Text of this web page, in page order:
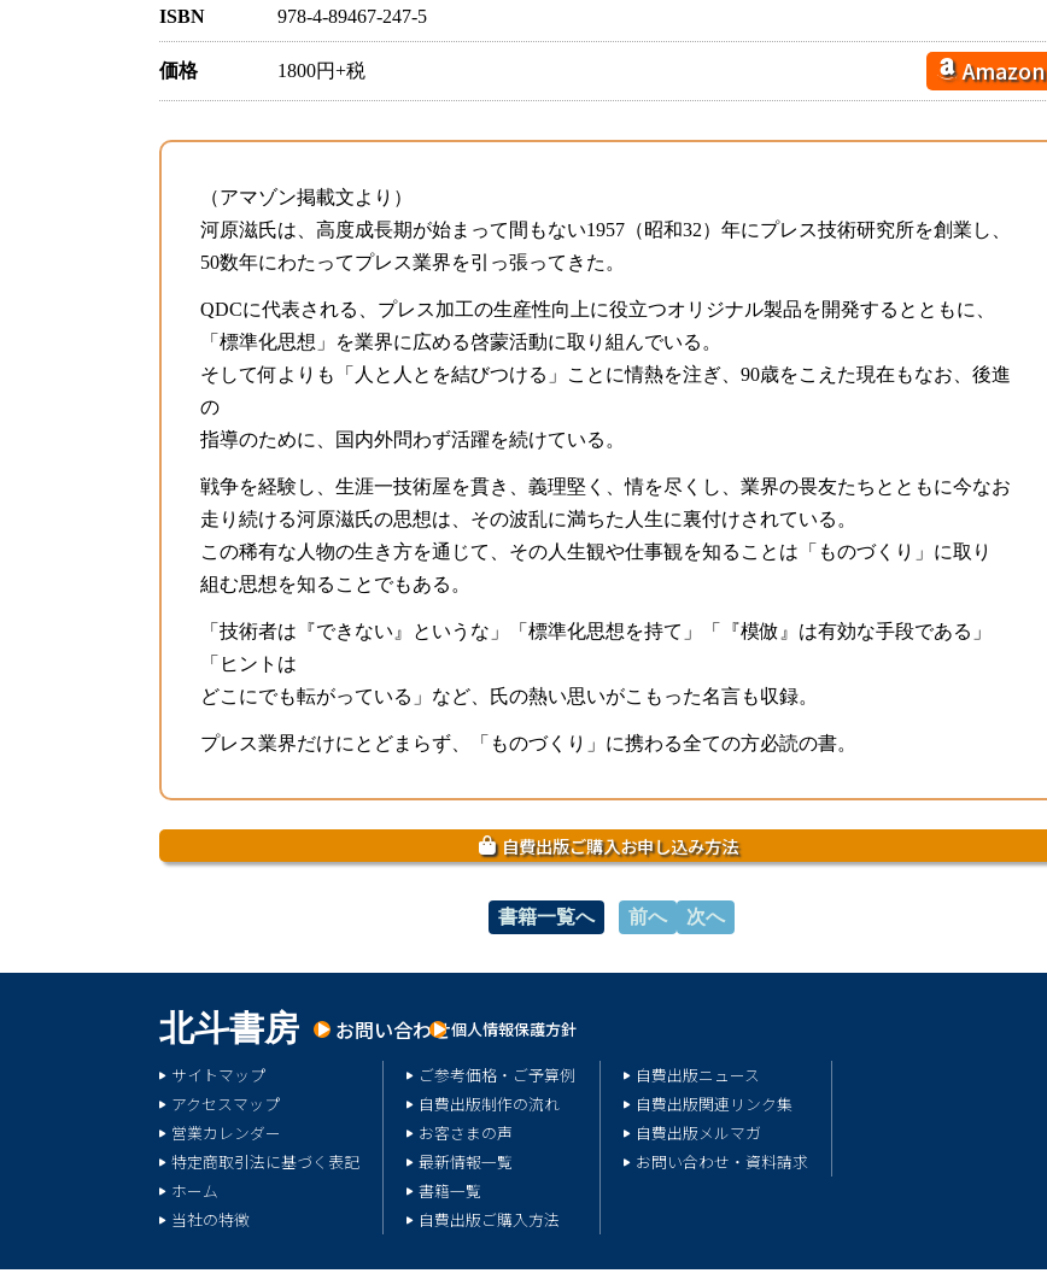
ISBN 978-4-89467-247-5
価格 1800円+税 Amazon
（アマゾン掲載文より）
河原滋氏は、高度成長期が始まって間もない1957（昭和32）年にプレス技術研究所を創業し、
50数年にわたってプレス業界を引っ張ってきた。
QDCに代表される、プレス加工の生産性向上に役立つオリジナル製品を開発するとともに、
「標準化思想」を業界に広める啓蒙活動に取り組んでいる。
そして何よりも「人と人とを結びつける」ことに情熱を注ぎ、90歳をこえた現在もなお、後進
の
指導のために、国内外問わず活躍を続けている。
戦争を経験し、生涯一技術屋を貫き、義理堅く、情を尽くし、業界の畏友たちとともに今なお
走り続ける河原滋氏の思想は、その波乱に満ちた人生に裏付けされている。
この稀有な人物の生き方を通じて、その人生観や仕事観を知ることは「ものづくり」に取り
組む思想を知ることでもある。
「技術者は『できない』というな」「標準化思想を持て」「『模倣』は有効な手段である」
「ヒントは
どこにでも転がっている」など、氏の熱い思いがこもった名言も収録。
プレス業界だけにとどまらず、「ものづくり」に携わる全ての方必読の書。
自費出版ご購入お申し込み方法
書籍一覧へ 前へ 次へ
北斗書房 お問い合わせ個人情報保護方針
サイトマップ
アクセスマップ
営業カレンダー
特定商取引法に基づく表記
ホーム
当社の特徴
ご参考価格・ご予算例
自費出版制作の流れ
お客さまの声
最新情報一覧
書籍一覧
自費出版ご購入方法
自費出版ニュース
自費出版関連リンク集
自費出版メルマガ
お問い合わせ・資料請求